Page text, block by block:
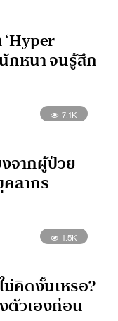
กหนา จนรู้สึก
7.1K
จากผู้ป่วย
ลากร
1.5K
ม่คิดงั้นเหรอ?
ตัวเองก่อน